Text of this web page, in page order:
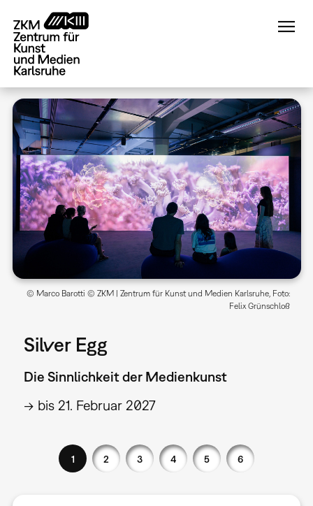
zum
Inhalt
© Marco Barotti © ZKM | Zentrum für Kunst und Medien Karlsruhe, Foto:
Felix Grünschloß
Silver Egg
Die Sinnlichkeit der Medienkunst
→ bis 21. Februar 2027
1 2 3 4 5 6